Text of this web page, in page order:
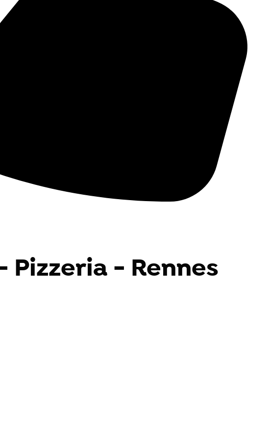
- Rennes